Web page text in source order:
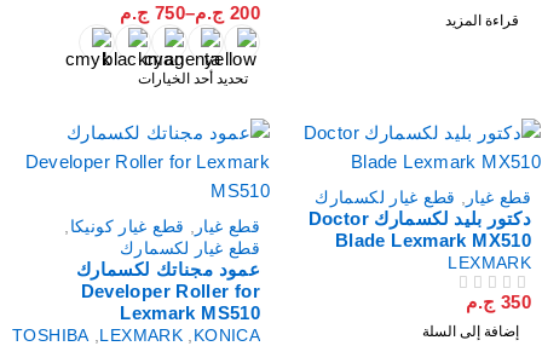
قراءة المزيد 200 ج.م–
750 ج.م
تحديد أحد الخيارات
قطع غيار, قطع غيار لكسمارك
دكتور بليد لكسمارك Doctor
Blade Lexmark MX510
LEXMARK
350 ج.م
إضافة إلى السلة
قطع غيار, قطع غيار كونيكا,
قطع غيار لكسمارك
عمود مجناتك لكسمارك
Developer Roller for
Lexmark MS510
KONICA
,
LEXMARK
,
TOSHIBA